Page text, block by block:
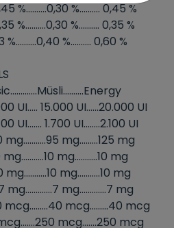
%..........0,30 %.......... 0,45 %
%..........0,30 %.......... 0,35 %
%..........0,40 %.......... 0,60 %
UI..... 15.000 UI......20.000 UI
UI....... 1.700 UI........2.100 UI
mg...........95 mg.........125 mg
mg...........10 mg...........10 mg
mg...........10 mg...........10 mg
mg.............7 mg.............7 mg
mcg.........40 mcg.........40 mcg
mcg.......250 mcg.......250 mcg